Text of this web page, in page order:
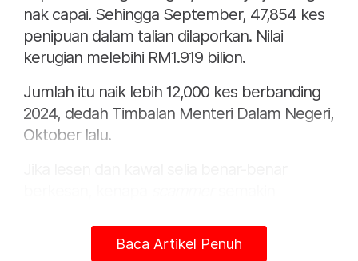
nak capai. Sehingga September, 47,854 kes
penipuan dalam talian dilaporkan. Nilai
kerugian melebihi RM1.919 bilion.
Jumlah itu naik lebih 12,000 kes berbanding
2024, dedah Timbalan Menteri Dalam Negeri,
Oktober lalu.
Kebimbangan rakyat mudah difahami. Murid
Baca Artikel Penuh